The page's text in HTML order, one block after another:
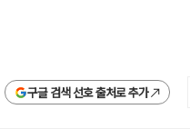
구글 검색 선호 출처로 추가